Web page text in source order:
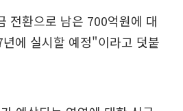
전환으로 남은 700억원에 대
에 실시할 예정"이라고 덧붙